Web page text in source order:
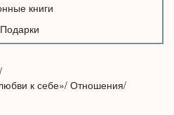
книги
Подарки
к себе»/ Отношения/